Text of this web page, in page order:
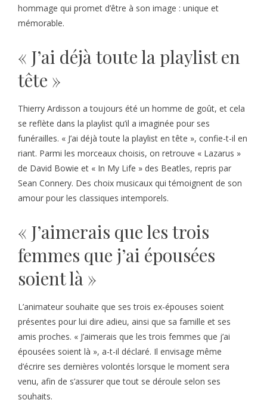
hommage qui promet d’être à son image : unique et
mémorable.
« J’ai déjà toute la playlist en
tête »
Thierry Ardisson a toujours été un homme de goût, et cela
se reflète dans la playlist qu’il a imaginée pour ses
funérailles. « J’ai déjà toute la playlist en tête », confie-t-il en
riant. Parmi les morceaux choisis, on retrouve « Lazarus »
de David Bowie et « In My Life » des Beatles, repris par
Sean Connery. Des choix musicaux qui témoignent de son
amour pour les classiques intemporels.
« J’aimerais que les trois
femmes que j’ai épousées
soient là »
L’animateur souhaite que ses trois ex-épouses soient
présentes pour lui dire adieu, ainsi que sa famille et ses
amis proches. « J’aimerais que les trois femmes que j’ai
épousées soient là », a-t-il déclaré. Il envisage même
d’écrire ses dernières volontés lorsque le moment sera
venu, afin de s’assurer que tout se déroule selon ses
souhaits.